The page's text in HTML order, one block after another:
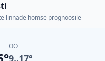
linnade homse prognoosile
ÖÖ
9..17°